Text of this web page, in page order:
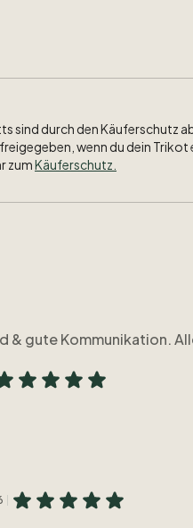
sind durch den Käuferschutz
wenn du dein Trikot
zumKäuferschutz
& gute Kommunikation.